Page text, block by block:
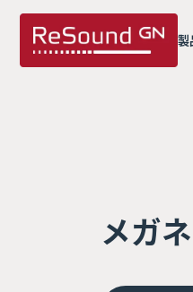
製
メガ